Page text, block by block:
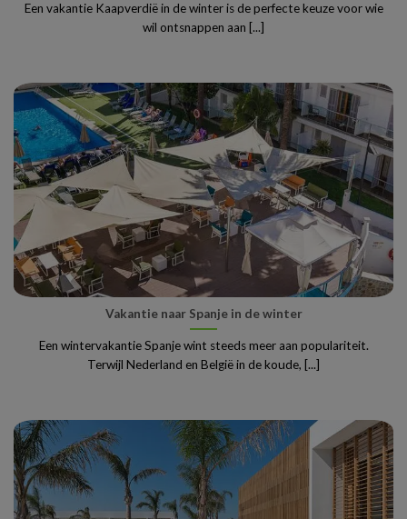
Een vakantie Kaapverdië in de winter is de perfecte keuze voor wie
wil ontsnappen aan [...]
Vakantie naar Spanje in de winter
Een wintervakantie Spanje wint steeds meer aan populariteit.
Terwijl Nederland en België in de koude, [...]